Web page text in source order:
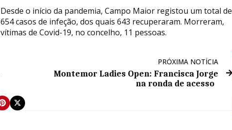
Desde o início da pandemia, Campo Maior registou um total de
654 casos de infeção, dos quais 643 recuperaram. Morreram,
vítimas de Covid-19, no concelho, 11 pessoas.
PRÓXIMA NOTÍCIA
Montemor Ladies Open: Francisca Jorge
na ronda de acesso